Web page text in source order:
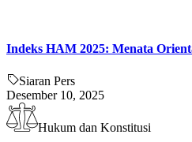
Indeks HAM 2025: Menata
Siaran Pers
Desember 10, 2025
Hukum dan Konstitusi